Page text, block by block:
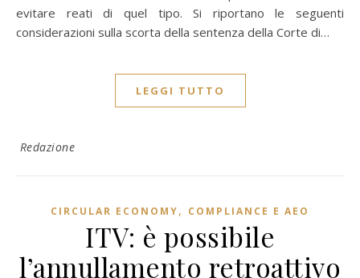
evitare reati di quel tipo. Si riportano le seguenti
considerazioni sulla scorta della sentenza della Corte di…
LEGGI TUTTO
Redazione
CIRCULAR ECONOMY, COMPLIANCE E AEO
ITV: è possibile
l’annullamento retroattivo